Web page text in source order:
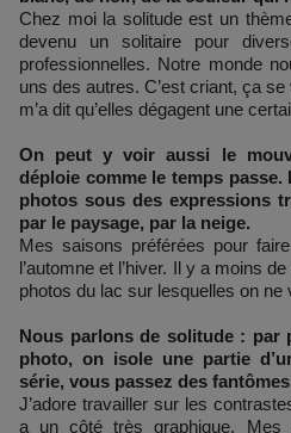
Chez moi la solitude est un
devenu un solitaire pour
professionnelles. Notre monde
uns des autres. C’est criant, ça
m’a dit qu’elles dégagent une
On peut y voir aussi le
déploie comme le temps
photos sous des expressions
par le paysage, par la neige.
Mes saisons préférées pour
l’automne et l’hiver. Il y a moins
photos du lac sur lesquelles on
Nous parlons de solitude : par
photo, on isole une partie
série, vous passez des
J’adore travailler sur les
a un côté très graphique. Mes